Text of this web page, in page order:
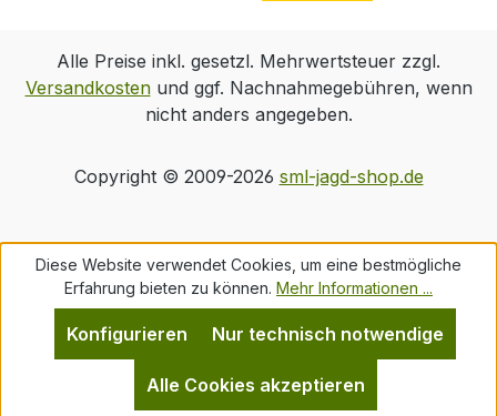
Alle Preise inkl. gesetzl. Mehrwertsteuer zzgl.
Versandkostenund ggf. Nachnahmegebühren, wenn
nicht anders angegeben.
Copyright © 2009-2026 sml-jagd-shop.de
Diese Website verwendet Cookies, um eine bestmögliche
Erfahrung bieten zu können. Mehr Informationen ...
Nur technisch notwendige
Konfigurieren
Alle Cookies akzeptieren